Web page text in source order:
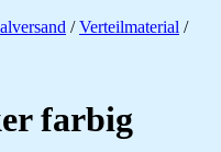
/ Verteilmaterial /
farbig